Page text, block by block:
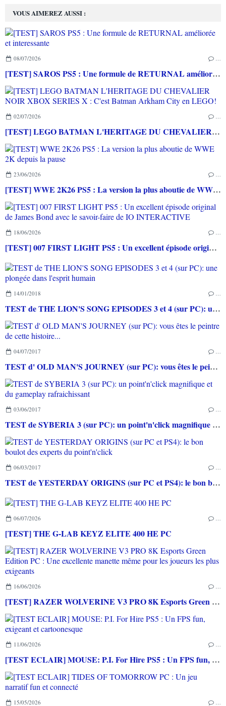
VOUS AIMEREZ AUSSI :
08/07/2026 …
[TEST] SAROS PS5 : Une formule de RETURNAL améliorée et interessante
02/07/2026 …
[TEST] LEGO BATMAN L'HERITAGE DU CHEVALIER NOIR XBOX SERIES X : C'est Batman Arkham City en LEGO!
23/06/2026 …
[TEST] WWE 2K26 PS5 : La version la plus aboutie de WWE 2K depuis la pause
18/06/2026 …
[TEST] 007 FIRST LIGHT PS5 : Un excellent épisode original de James Bond avec le savoir-faire de IO INTERACTIVE
14/01/2018 …
TEST de THE LION'S SONG EPISODES 3 et 4 (sur PC): une plongée dans l'esprit humain
04/07/2017 …
TEST d' OLD MAN'S JOURNEY (sur PC): vous êtes le peintre de cette histoire...
03/06/2017 …
TEST de SYBERIA 3 (sur PC): un point'n'click magnifique et du gameplay rafraichissant
06/03/2017 …
TEST de YESTERDAY ORIGINS (sur PC et PS4): le bon boulot des experts du point'n'click
06/07/2026 …
[TEST] THE G-LAB KEYZ ELITE 400 HE PC
16/06/2026 …
[TEST] RAZER WOLVERINE V3 PRO 8K Esports Green Edition PC : Une excellente manette même pour les joueurs les plus exigeants
11/06/2026 …
[TEST ECLAIR] MOUSE: P.I. For Hire PS5 : Un FPS fun, exigeant et cartoonesque
15/05/2026 …